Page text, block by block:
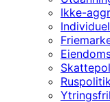
Ikke-